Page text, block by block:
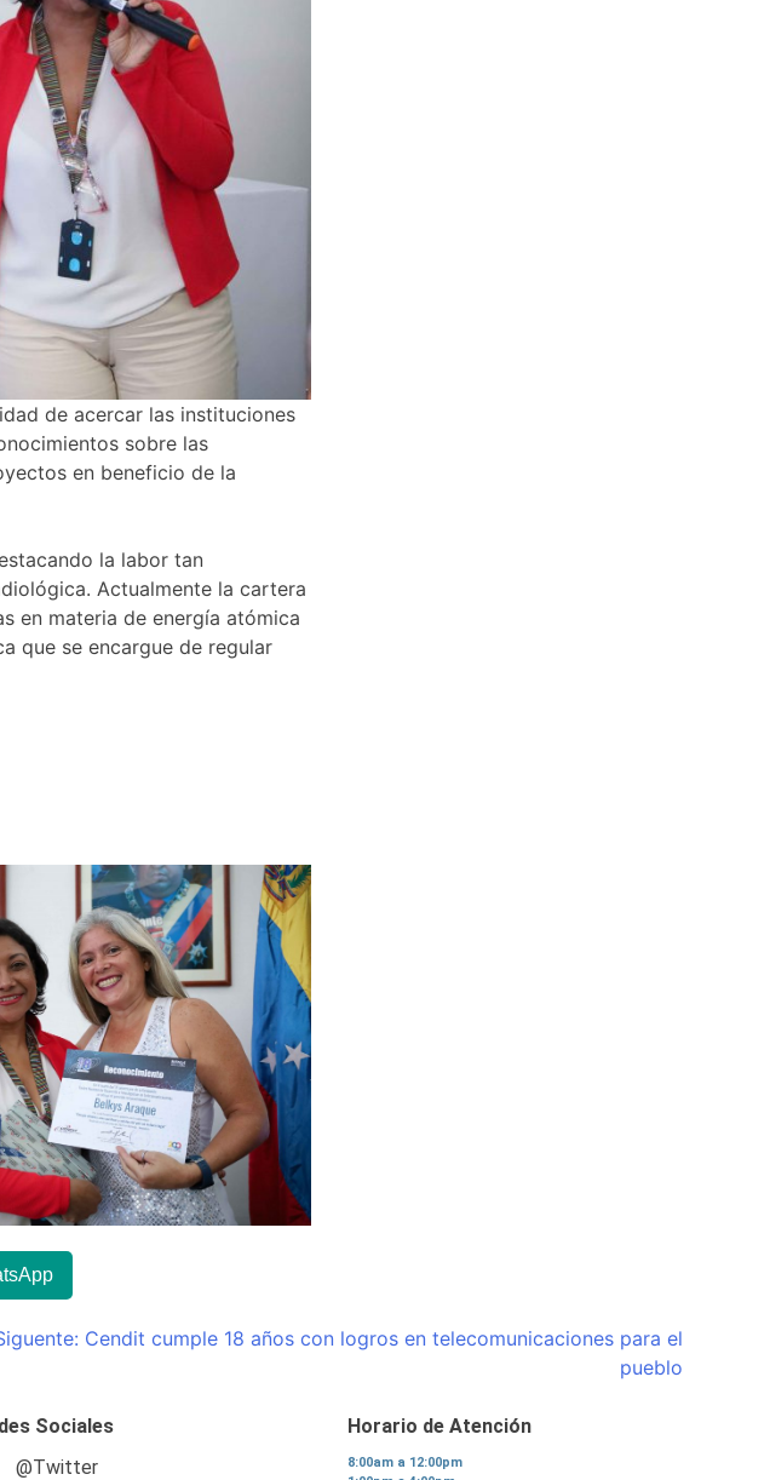
de acercar las instituciones
sobre las
en beneficio de la
la labor tan
Actualmente la cartera
en materia de energía atómica
que se encargue de regular
Cendit cumple 18 años con logros en telecomunicaciones para el
pueblo
Sociales
@Twitter
Horario de Atención
8:00am a 12:00pm